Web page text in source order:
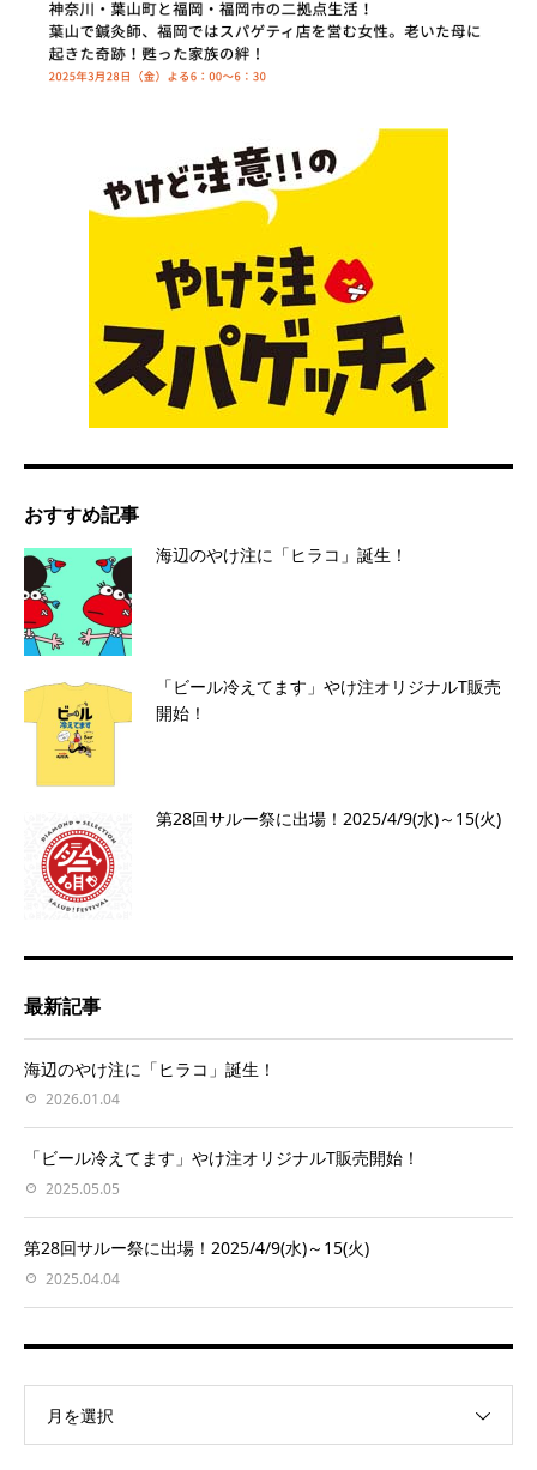
おすすめ記事
海辺のやけ注に「ヒラコ」誕生！
「ビール冷えてます」やけ注オリジナルT販売
開始！
第28回サルー祭に出場！2025/4/9(水)～15(火)
最新記事
海辺のやけ注に「ヒラコ」誕生！
2026.01.04
「ビール冷えてます」やけ注オリジナルT販売開始！
2025.05.05
第28回サルー祭に出場！2025/4/9(水)～15(火)
2025.04.04
月を選択